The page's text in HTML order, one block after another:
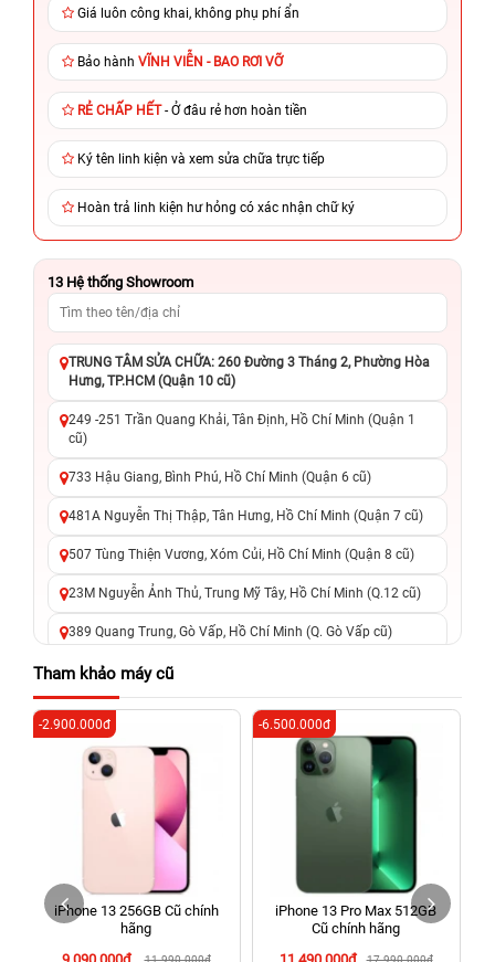
Giá luôn công khai, không phụ phí ẩn
Bảo hành VĨNH VIỄN - BAO RƠI VỠ
RẺ CHẤP HẾT- Ở đâu rẻ hơn hoàn tiền
Ký tên linh kiện và xem sửa chữa trực tiếp
Hoàn trả linh kiện hư hỏng có xác nhận chữ ký
13 Hệ thống Showroom
TRUNG TÂM SỬA CHỮA: 260 Đường 3 Tháng 2, Phường Hòa
Hưng, TP.HCM (Quận 10 cũ)
249 -251 Trần Quang Khải, Tân Định, Hồ Chí Minh (Quận 1
cũ)
733 Hậu Giang, Bình Phú, Hồ Chí Minh (Quận 6 cũ)
481A Nguyễn Thị Thập, Tân Hưng, Hồ Chí Minh (Quận 7 cũ)
507 Tùng Thiện Vương, Xóm Củi, Hồ Chí Minh (Quận 8 cũ)
23M Nguyễn Ảnh Thủ, Trung Mỹ Tây, Hồ Chí Minh (Q.12 cũ)
389 Quang Trung, Gò Vấp, Hồ Chí Minh (Q. Gò Vấp cũ)
625 - 625A Âu Cơ, Tân Phú, Hồ Chí Minh (Quận Tân Phú cũ)
326 Lê Văn Việt, Tăng Nhơn Phú, Hồ Chí Minh (Q.9 TP. Thủ
Đức cũ)
256 Võ Văn Ngân, Thủ Đức, Hồ Chí Minh (Bình Thọ, TP. Thủ
Đức Cũ)
70 Nguyễn An Ninh, Dĩ An, Hồ Chí Minh (Bình Dương Cũ)
24h Vũng Tàu: 162A Ba Cu, Vũng Tàu, Hồ Chí Minh (TP. Vũng
Tàu cũ)
198 Hoàng Văn Thụ, Tân Sơn Nhất, Hồ Chí Minh (Tân Bình
Tham khảo máy cũ
iPhone 13 256GB Cũ chính
hãng
11.990.000đ
-2.900.000đ
iPhone 13 Pro Max 512GB
Cũ chính hãng
17.990.000đ
-6.500.000đ